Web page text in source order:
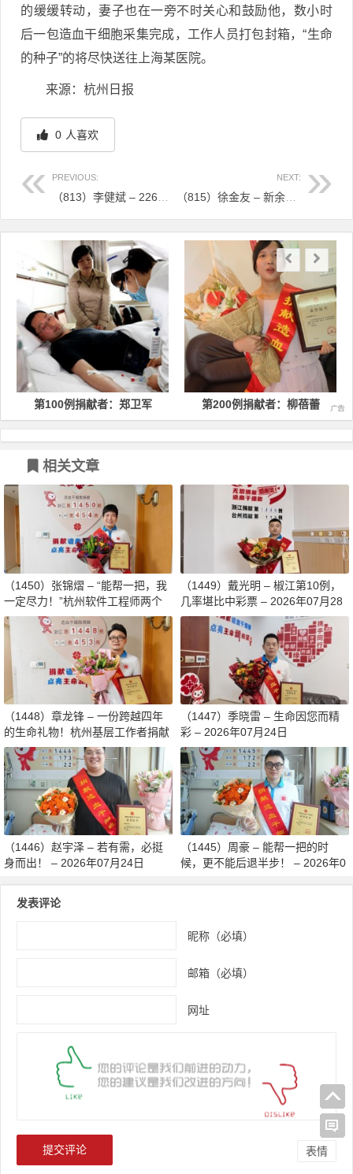
的缓缓转动，妻子也在一旁不时关心和鼓励他，数小时
后一包造血干细胞采集完成，工作人员打包封箱，“生命
的种子”的将尽快送往上海某医院。
来源：杭州日报
0 人喜欢
PREVIOUS: NEXT:
文章导航
第100例捐献者：郑卫军 第200例捐献者：柳蓓蕾
相关文章
（1450）张锦熠 – “能帮一把，我
一定尽力！”杭州软件工程师两个
月减重13斤赴生命之约 – 2026年0
8月03日
（1449）戴光明 – 椒江第10例，
几率堪比中彩票 – 2026年07月28
日
（1448）章龙锋 – 一份跨越四年
的生命礼物！杭州基层工作者捐献
造血干细胞传递希望 – 2026年07
月27日
（1447）季晓雷 – 生命因您而精
彩 – 2026年07月24日
（1446）赵宇泽 – 若有需，必挺
身而出！ – 2026年07月24日
（1445）周豪 – 能帮一把的时
候，更不能后退半步！ – 2026年0
发表评论
昵称（必填）
邮箱（必填）
网址
表情